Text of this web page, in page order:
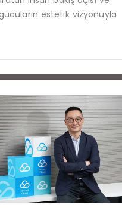
estetik vizyonuyla